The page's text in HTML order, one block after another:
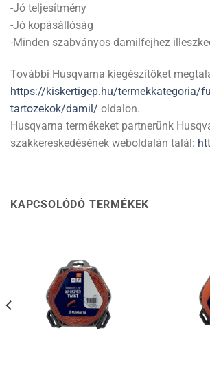
-Jó teljesítmény
-Jó kopásállóság
-Minden szabványos damilfejhez
További Husqvarna kiegészítőket
https://kiskertigep.hu/termekkategoria/
tartozekok/damil/ oldalon.
Husqvarna termékeket partnerünk
szakkereskedésének weboldalán talál:
KAPCSOLÓDÓ TERMÉKEK